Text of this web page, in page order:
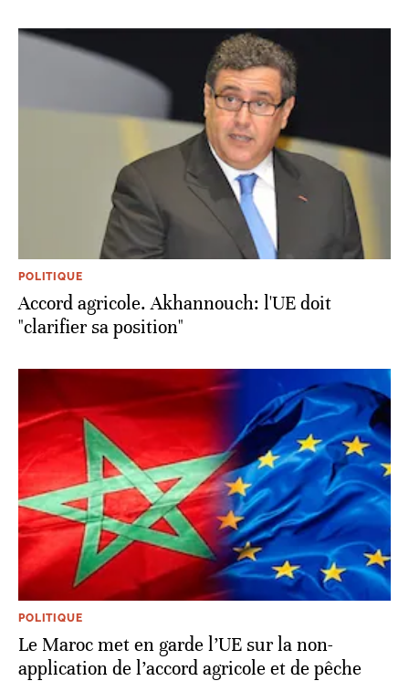
POLITIQUE
Accord agricole. Akhannouch: l'UE doit
"clarifier sa position"
POLITIQUE
Le Maroc met en garde l’UE sur la non-
application de l’accord agricole et de pêche